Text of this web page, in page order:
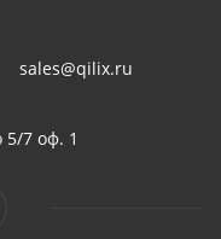
sales@qilix.ru
7 оф. 1